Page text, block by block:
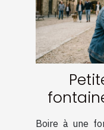
Boire à une